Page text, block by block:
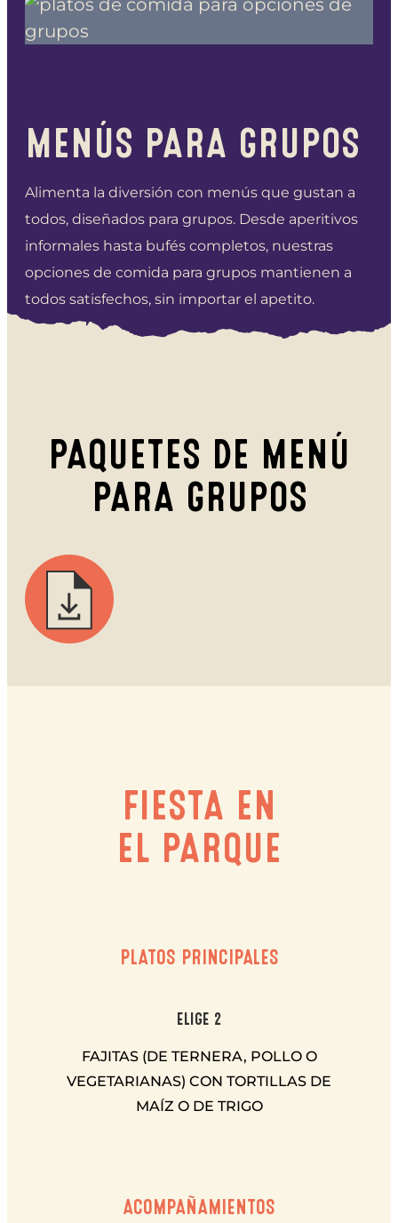
MENÚS PARA GRUPOS
Alimenta la diversión con menús que gustan a
todos, diseñados para grupos. Desde aperitivos
informales hasta bufés completos, nuestras
opciones de comida para grupos mantienen a
todos satisfechos, sin importar el apetito.
PAQUETES DE MENÚ
PARA GRUPOS
FIESTA EN
EL PARQUE
PLATOS PRINCIPALES
ELIGE 2
FAJITAS (DE TERNERA, POLLO O
VEGETARIANAS) CON TORTILLAS DE
MAÍZ O DE TRIGO
ACOMPAÑAMIENTOS